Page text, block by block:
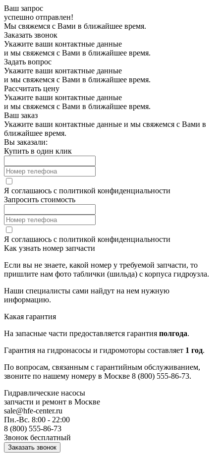
Ваш запрос
успешно отправлен!
Мы свяжемся с Вами в ближайшее время.
Заказать звонок
Укажите ваши контактные данные
и мы свяжемся с Вами в ближайшее время.
Задать вопрос
Укажите ваши контактные данные
и мы свяжемся с Вами в ближайшее время.
Рассчитать цену
Укажите ваши контактные данные
и мы свяжемся с Вами в ближайшее время.
Ваш заказ
Укажите ваши контактные данные и мы свяжемся с Вами в
ближайшее время.
Вы заказали:
Купить в один клик
Я соглашаюсь с политикой конфиденциальности
Запросить стоимость
Я соглашаюсь с политикой конфиденциальности
Как узнать номер запчасти
Если вы не знаете, какой номер у требуемой запчасти, то
пришлите нам фото таблички (шильда) с корпуса гидроузла.
Наши специалисты сами найдут на нем нужную
информацию.
Какая гарантия
На запасные части предоставляется гарантия полгода.
Гарантия на гидронасосы и гидромоторы составляет 1 год.
По вопросам, связанным с гарантийным обслуживанием,
звоните по нашему номеру в Москве 8 (800) 555-86-73.
Гидравлические насосы
запчасти и ремонт в Москве
sale@hfe-center.ru
Пн.-Вс. 8:00 - 22:00
8 (800) 555-86-73
Звонок бесплатный